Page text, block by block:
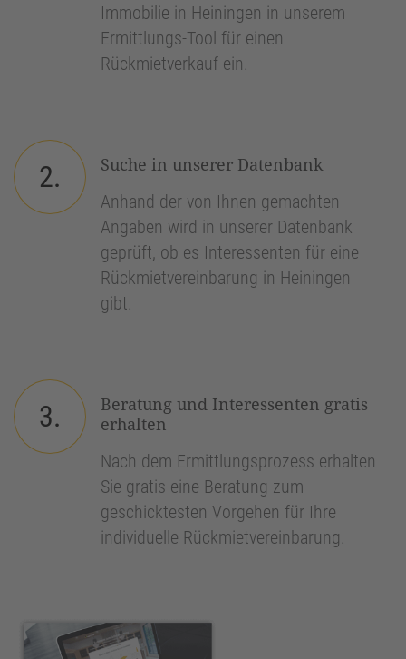
Immobilie in Heiningen in unserem
Ermittlungs-Tool für einen
Rückmietverkauf ein.
2.
Suche in unserer Datenbank
Anhand der von Ihnen gemachten
Angaben wird in unserer Datenbank
geprüft, ob es Interessenten für eine
Rückmietvereinbarung in Heiningen
gibt.
3.
Beratung und Interessenten gratis
erhalten
Nach dem Ermittlungsprozess erhalten
Sie gratis eine Beratung zum
geschicktesten Vorgehen für Ihre
individuelle Rückmietvereinbarung.